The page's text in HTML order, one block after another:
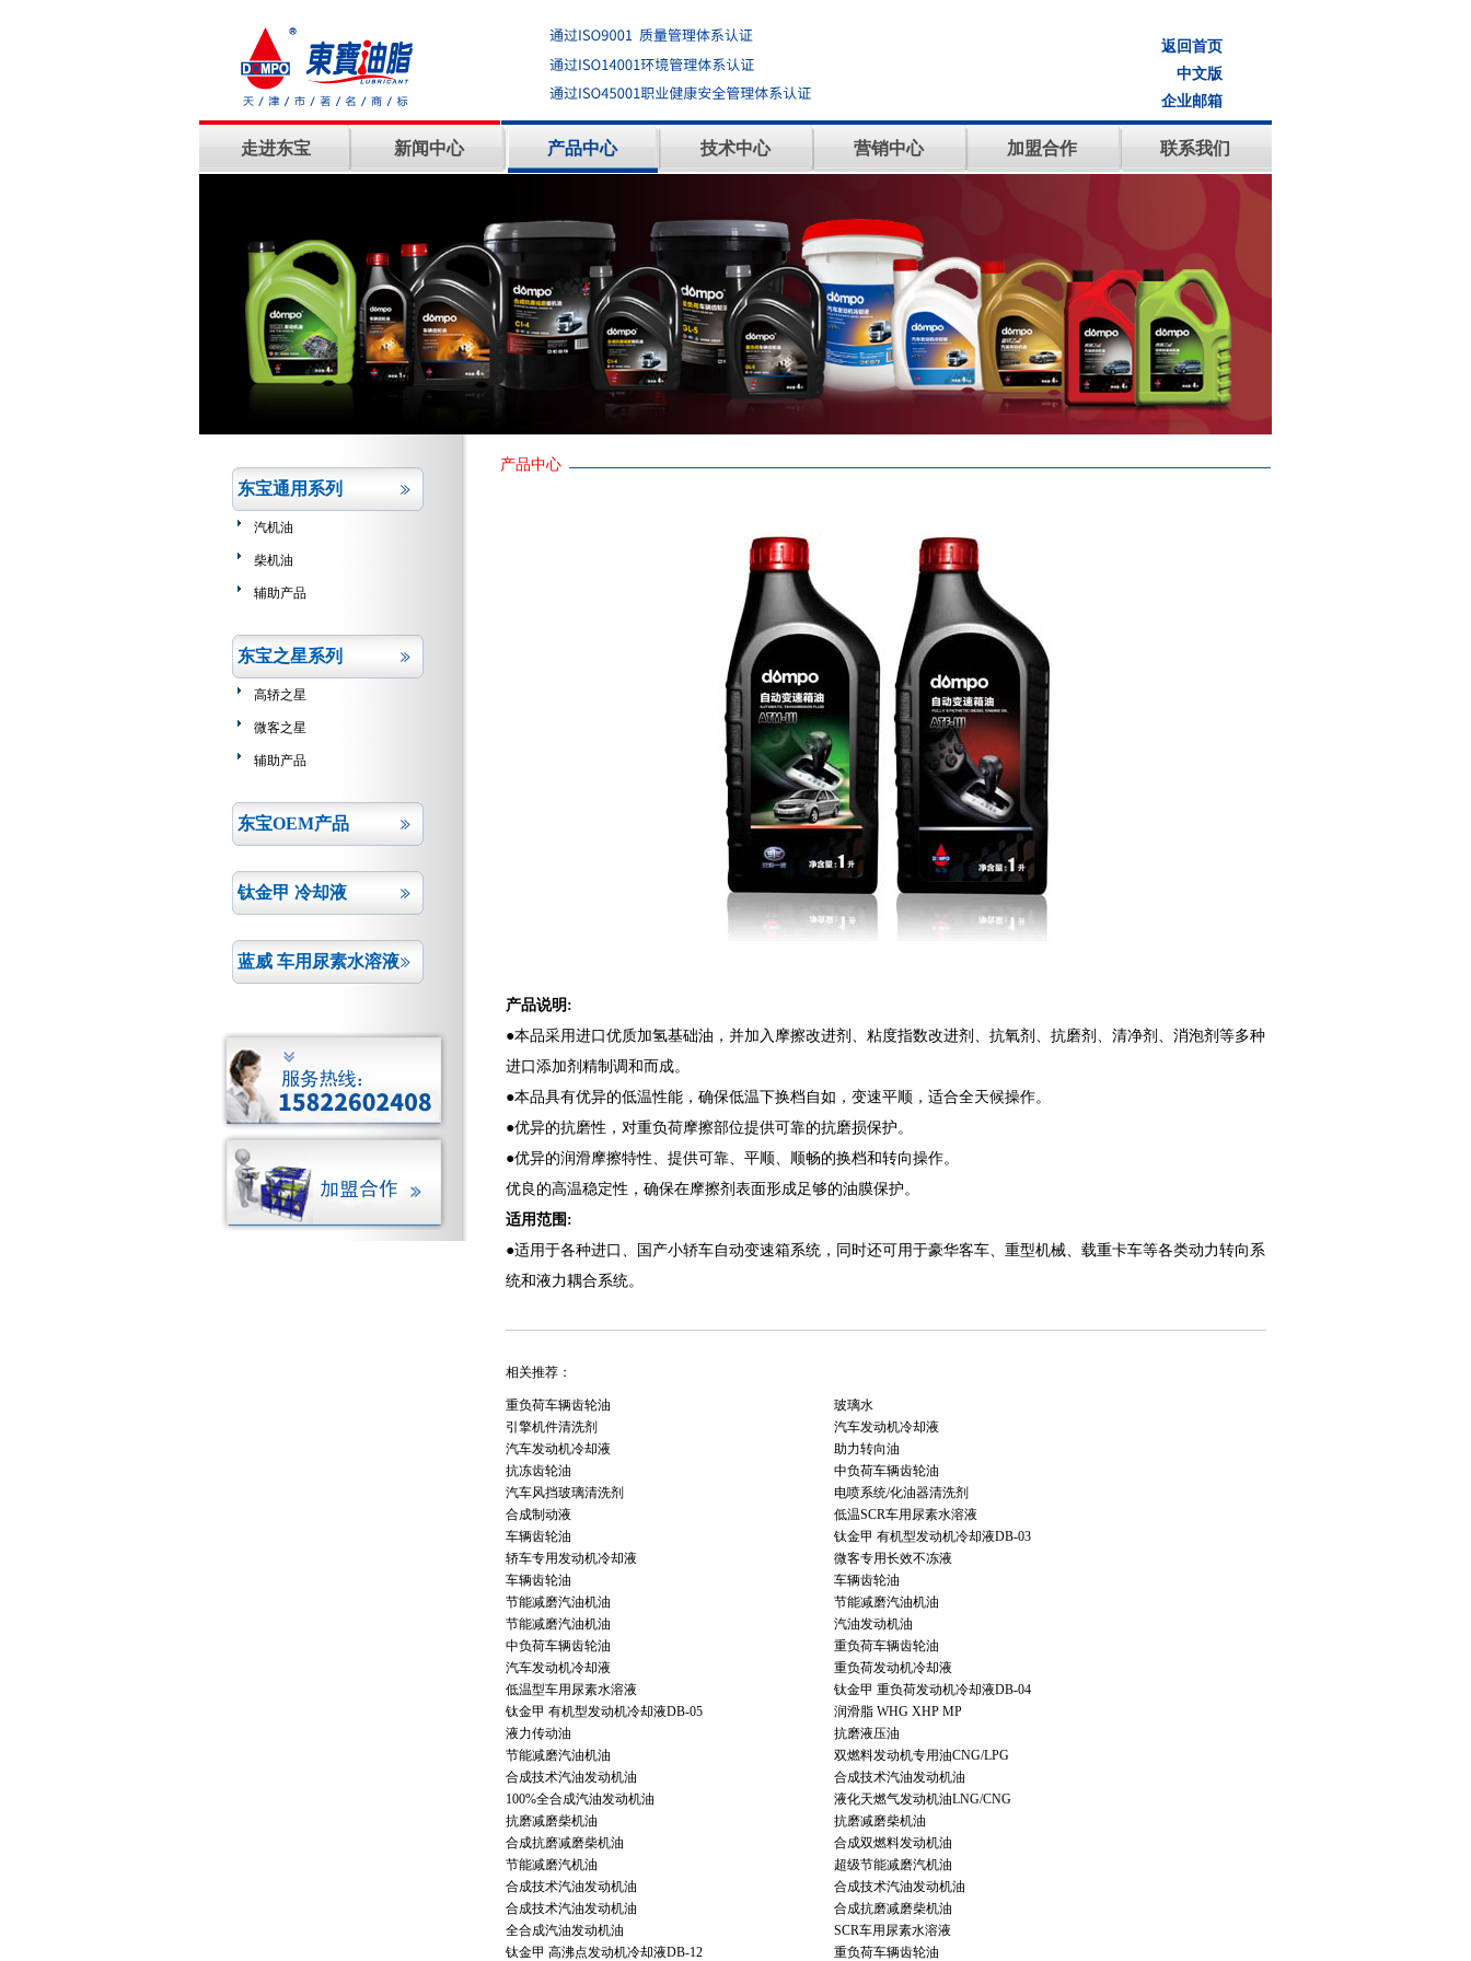
返回首页
中文版
企业邮箱
走进东宝 新闻中心 产品中心 技术中心 营销中心 加盟合作 联系我们
东宝通用系列
汽机油
柴机油
辅助产品
东宝之星系列
高轿之星
微客之星
辅助产品
东宝OEM产品
钛金甲 冷却液
蓝威 车用尿素水溶液
产品中心
产品说明 :
●本品采用进口优质加氢基础油，并加入摩擦改进剂、粘度指数改进剂、抗氧剂、抗磨剂、清净剂、消泡剂等多种
进口添加剂精制调和而成。
●本品具有优异的低温性能，确保低温下换档自如，变速平顺，适合全天候操作。
●优异的抗磨性，对重负荷摩擦部位提供可靠的抗磨损保护。
●优异的润滑摩擦特性、提供可靠、平顺、顺畅的换档和转向操作。
优良的高温稳定性，确保在摩擦剂表面形成足够的油膜保护。
适用范围 :
●适用于各种进口、国产小轿车自动变速箱系统，同时还可用于豪华客车、重型机械、载重卡车等各类动力转向系
统和液力耦合系统。
相关推荐：
重负荷车辆齿轮油
玻璃水
引擎机件清洗剂
汽车发动机冷却液
汽车发动机冷却液
助力转向油
抗冻齿轮油
中负荷车辆齿轮油
汽车风挡玻璃清洗剂
电喷系统/化油器清洗剂
合成制动液
低温SCR车用尿素水溶液
车辆齿轮油
钛金甲 有机型发动机冷却液DB-03
轿车专用发动机冷却液
微客专用长效不冻液
车辆齿轮油
车辆齿轮油
节能减磨汽油机油
节能减磨汽油机油
节能减磨汽油机油
汽油发动机油
中负荷车辆齿轮油
重负荷车辆齿轮油
汽车发动机冷却液
重负荷发动机冷却液
低温型车用尿素水溶液
钛金甲 重负荷发动机冷却液DB-04
钛金甲 有机型发动机冷却液DB-05
润滑脂 WHG XHP MP
液力传动油
抗磨液压油
节能减磨汽油机油
双燃料发动机专用油CNG/LPG
合成技术汽油发动机油
合成技术汽油发动机油
100%全合成汽油发动机油
液化天燃气发动机油LNG/CNG
抗磨减磨柴机油
抗磨减磨柴机油
合成抗磨减磨柴机油
合成双燃料发动机油
节能减磨汽机油
超级节能减磨汽机油
合成技术汽油发动机油
合成技术汽油发动机油
合成技术汽油发动机油
合成抗磨减磨柴机油
全合成汽油发动机油
SCR车用尿素水溶液
钛金甲 高沸点发动机冷却液DB-12
重负荷车辆齿轮油